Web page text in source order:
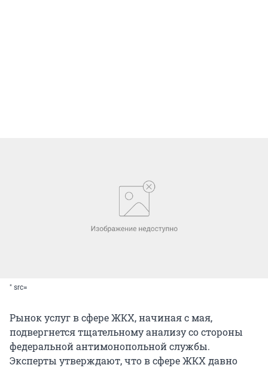
" src=
Рынок услуг в сфере ЖКХ, начиная с мая,
подвергнется тщательному анализу со стороны
федеральной антимонопольной службы.
Эксперты утверждают, что в сфере ЖКХ давно